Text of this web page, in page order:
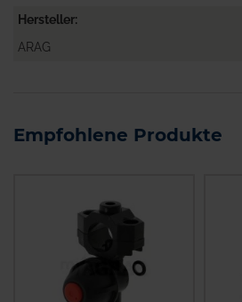
Hersteller
ARAG
Empfohlene Produkte